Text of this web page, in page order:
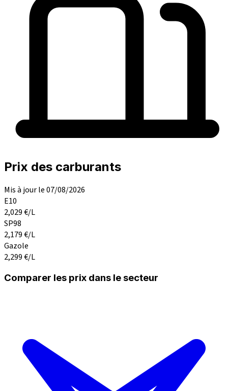
Prix des carburants
Mis à jour le 07/08/2026
E10
2,029€/L
SP98
2,179€/L
Gazole
2,299€/L
Comparer les prix dans le secteur